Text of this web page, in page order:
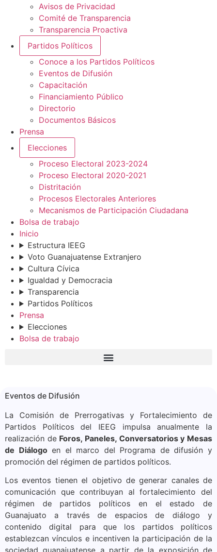
Avisos de Privacidad
Comité de Transparencia
Transparencia Proactiva
Partidos Políticos
Conoce a los Partidos Políticos
Eventos de Difusión
Capacitación
Financiamiento Público
Directorio
Documentos Básicos
Prensa
Elecciones
Proceso Electoral 2023-2024
Proceso Electoral 2020-2021
Distritación
Procesos Electorales Anteriores
Mecanismos de Participación Ciudadana
Bolsa de trabajo
Inicio
Estructura IEEG
Voto Guanajuatense Extranjero
Cultura Cívica
Igualdad y Democracia
Transparencia
Partidos Políticos
Prensa
Elecciones
Bolsa de trabajo
Eventos de Difusión
La Comisión de Prerrogativas y Fortalecimiento de
Partidos Políticos del IEEG impulsa anualmente la
realización de Foros, Paneles, Conversatorios y Mesas
de Diálogoen el marco del Programa de difusión y
promoción del régimen de partidos políticos.
Los eventos tienen el objetivo de generar canales de
comunicación que contribuyan al fortalecimiento del
régimen de partidos políticos en el estado de
Guanajuato a través de espacios de diálogo y
contenido digital para que los partidos políticos
establezcan vínculos e incentiven la participación de la